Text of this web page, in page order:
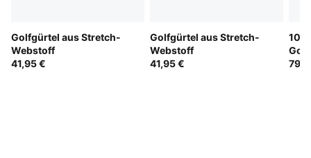
Golfgürtel aus Stretch-
Webstoff
41,95 €
Golfgürtel aus Stretch-
Webstoff
41,95 €
101